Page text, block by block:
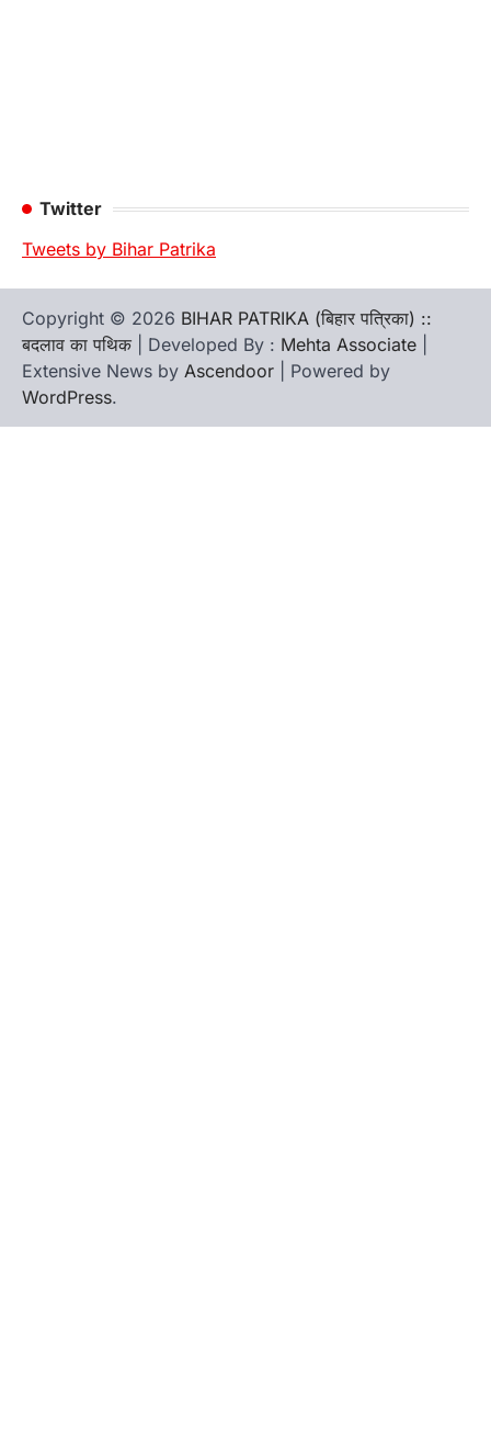
Twitter
Tweets by Bihar Patrika
Copyright © 2026 BIHAR PATRIKA (बिहार पत्रिका) ::
बदलाव का पथिक | Developed By : Mehta Associate
Extensive News by Ascendoor | Powered by
WordPress.